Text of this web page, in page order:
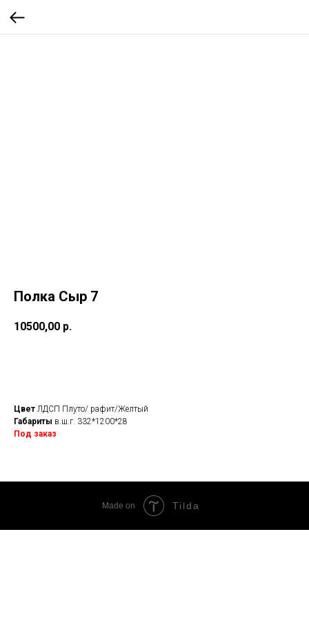
Полка Сыр 7
10500,00 р.
Цвет ЛДСП Плуто/ рафит/Желтый
Габариты в.ш.г. 332*1200*28
Под заказ
Made on Tilda